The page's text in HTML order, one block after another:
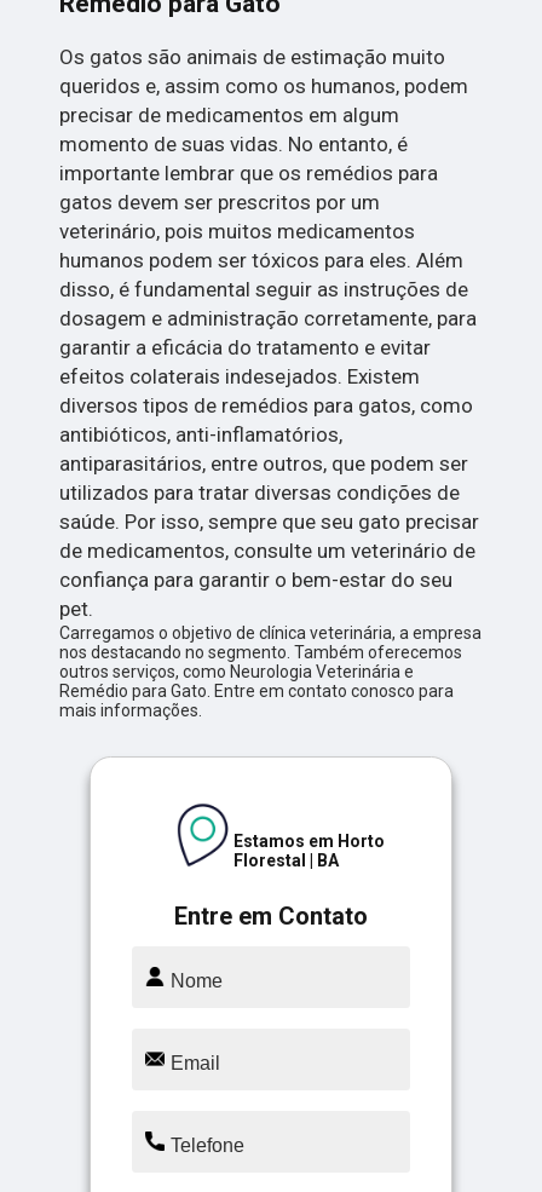
Os gatos são animais de estimação muito
queridos e, assim como os humanos, podem
precisar de medicamentos em algum
momento de suas vidas. No entanto, é
importante lembrar que os remédios para
gatos devem ser prescritos por um
veterinário, pois muitos medicamentos
humanos podem ser tóxicos para eles. Além
disso, é fundamental seguir as instruções de
dosagem e administração corretamente, para
garantir a eficácia do tratamento e evitar
efeitos colaterais indesejados. Existem
diversos tipos de remédios para gatos, como
antibióticos, anti-inflamatórios,
antiparasitários, entre outros, que podem ser
utilizados para tratar diversas condições de
saúde. Por isso, sempre que seu gato precisar
de medicamentos, consulte um veterinário de
confiança para garantir o bem-estar do seu
pet.
Carregamos o objetivo de clínica veterinária, a empresa
nos destacando no segmento. Também oferecemos
outros serviços, como Neurologia Veterinária e
Remédio para Gato. Entre em contato conosco para
mais informações.
Entre em Contato
Estamos em Horto
Florestal | BA